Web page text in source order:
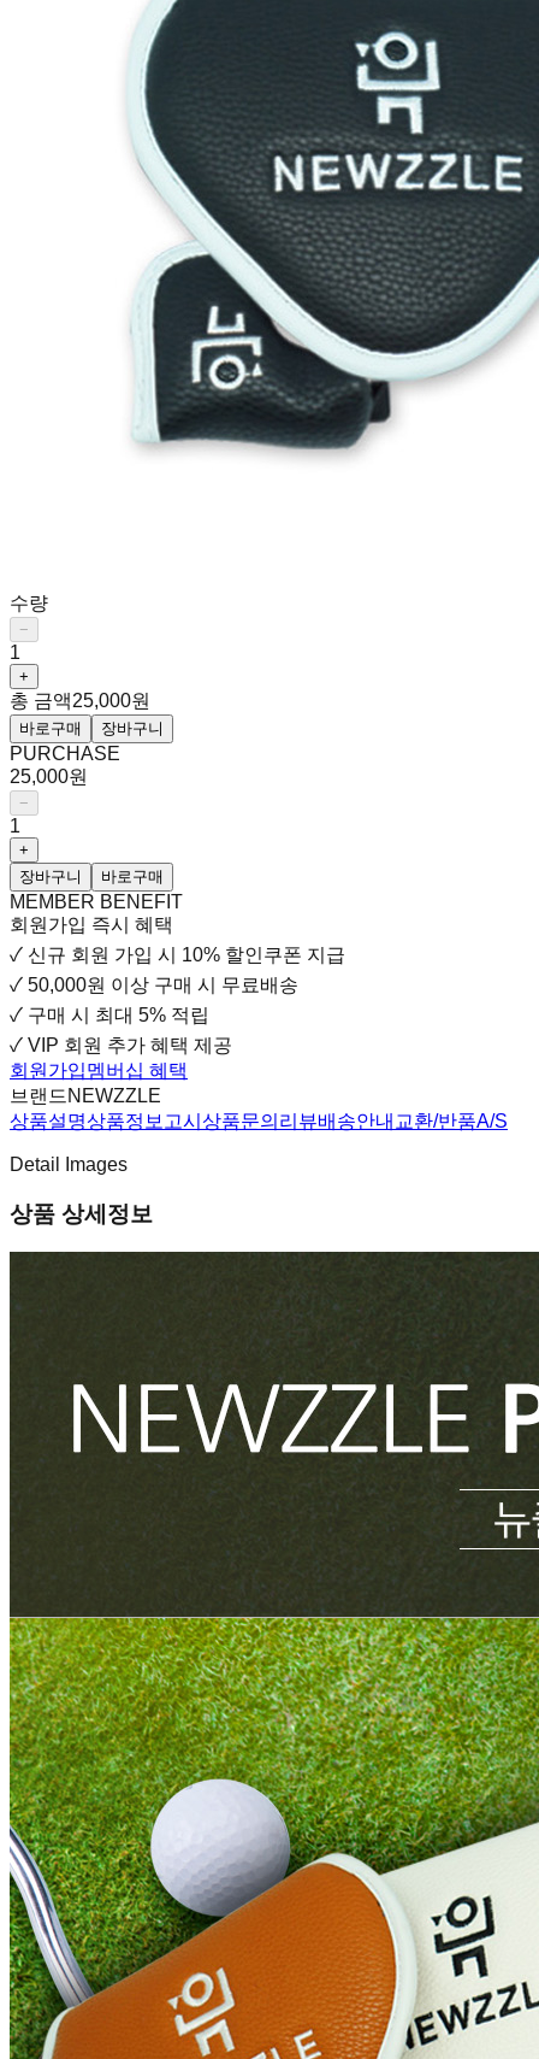
수량
−
1
+
총 금액25,000원
바로구매 장바구니
PURCHASE
25,000원
−
1
+
장바구니
바로구매
MEMBER BENEFIT
회원가입 즉시 혜택
✓ 신규 회원 가입 시 10% 할인쿠폰 지급
✓ 50,000원 이상 구매 시 무료배송
✓ 구매 시 최대 5% 적립
✓ VIP 회원 추가 혜택 제공
회원가입멤버십 혜택
브랜드 NEWZZLE
상품설명상품정보고시 상품문의 리뷰배송안내 교환/반품A/S
Detail Images
상품 상세정보